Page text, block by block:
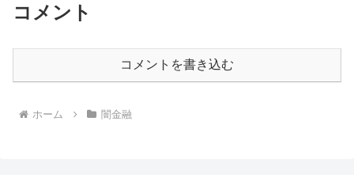
コメント
コメントを書き込む
ホーム 闇金融